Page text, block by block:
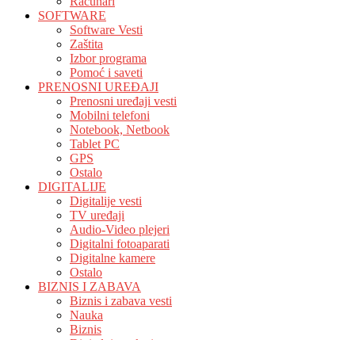
SOFTWARE
Software Vesti
Zaštita
Izbor programa
Pomoć i saveti
PRENOSNI UREĐAJI
Prenosni uređaji vesti
Mobilni telefoni
Notebook, Netbook
Tablet PC
GPS
Ostalo
DIGITALIJE
Digitalije vesti
TV uređaji
Audio-Video plejeri
Digitalni fotoaparati
Digitalne kamere
Ostalo
BIZNIS I ZABAVA
Biznis i zabava vesti
Nauka
Biznis